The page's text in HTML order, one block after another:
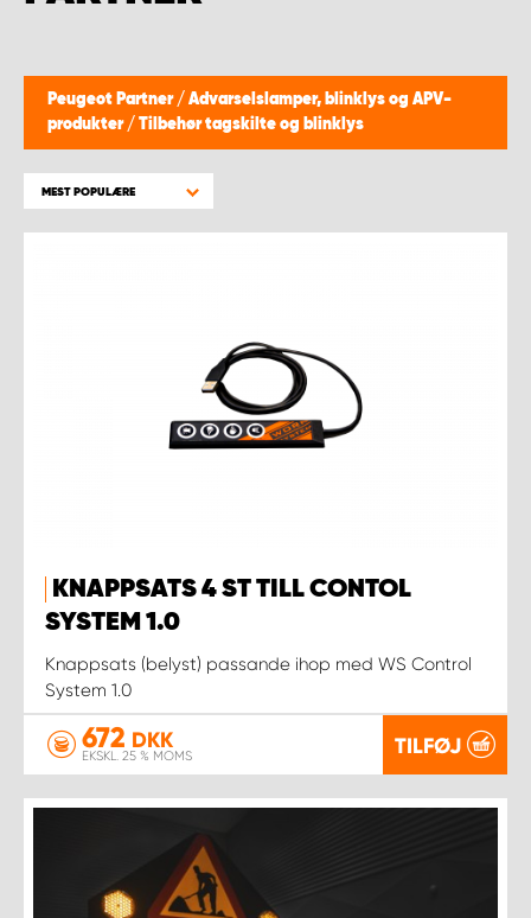
Peugeot Partner / Advarselslamper, blinklys og APV-
produkter / Tilbehør tagskilte og blinklys
MEST POPULÆRE
KNAPPSATS 4 ST TILL CONTOL
SYSTEM 1.0
Knappsats (belyst) passande ihop med WS Control
System 1.0
672 DKK
EKSKL. 25 % MOMS TILFØJ